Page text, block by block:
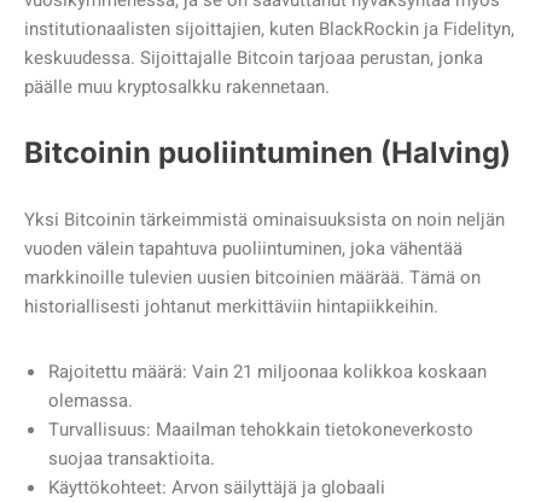
institutionaalisten sijoittajien, kuten BlackRockin ja Fidelityn,
keskuudessa. Sijoittajalle Bitcoin tarjoaa perustan, jonka
päälle muu kryptosalkku rakennetaan.
Bitcoinin puoliintuminen (Halving)
Yksi Bitcoinin tärkeimmistä ominaisuuksista on noin neljän
vuoden välein tapahtuva puoliintuminen, joka vähentää
markkinoille tulevien uusien bitcoinien määrää. Tämä on
historiallisesti johtanut merkittäviin hintapiikkeihin.
Rajoitettu määrä: Vain 21 miljoonaa kolikkoa koskaan
olemassa.
Turvallisuus: Maailman tehokkain tietokoneverkosto
suojaa transaktioita.
Käyttökohteet: Arvon säilyttäjä ja globaali